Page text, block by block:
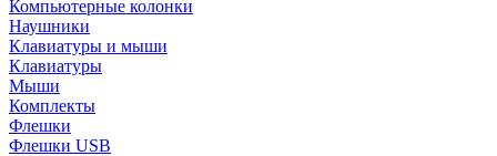
Компьютерные колонки
Наушники
Клавиатуры и мыши
Клавиатуры
Мыши
Комплекты
Флешки
Флешки USB